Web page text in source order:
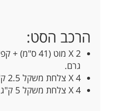
הרכב הסט:
גרם.
4 X צלחת משקל 2.5 ק"ג (צבע ירוק).
4 X צלחת משקל 5 ק"ג (צבע כחול).